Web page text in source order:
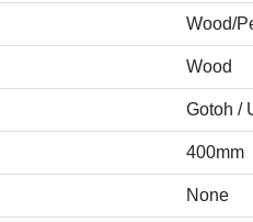
Wood/
Wood
Gotoh /
400mm
None